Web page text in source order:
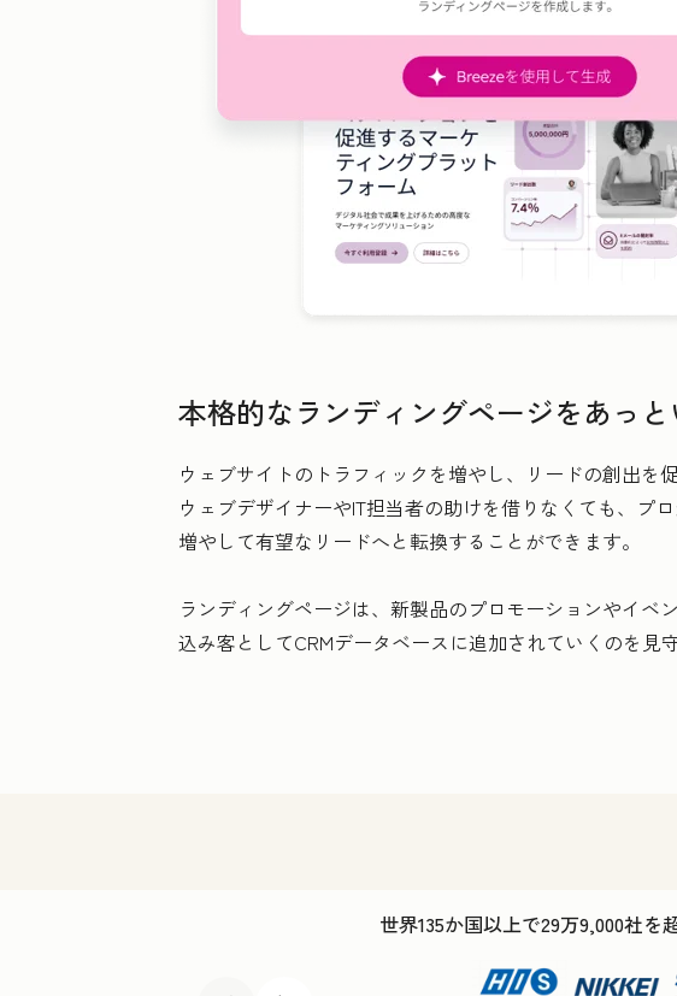
本格的なランディングページをあっ
ウェブサイトのトラフィックを増やし、リードの創出
ウェブデザイナーやIT担当者の助けを借りなくても、プ
増やして有望なリードへと転換することができます。
ランディングページは、新製品のプロモーションやイ
込み客としてCRMデータベースに追加されていくのを見
世界135か国以上で29万9,000社